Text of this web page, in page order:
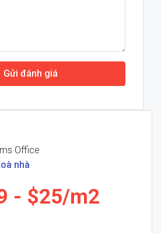
Gửi đánh giá
Office
nhà
$25/m2